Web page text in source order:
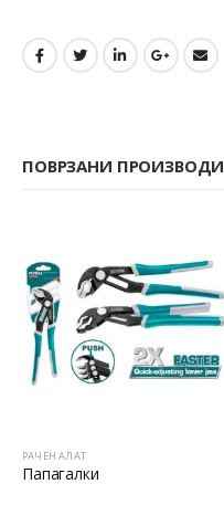
ПОВРЗАНИ ПРОИЗВОДИ
РАЧЕН АЛАТ
Папагалки